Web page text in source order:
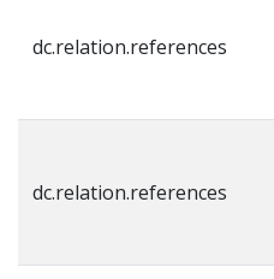
dc.relation.references
dc.relation.references